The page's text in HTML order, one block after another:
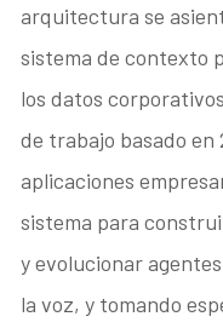
arquitectura se
sistema de contexto
los datos
de trabajo basado en
aplicaciones
sistema para
y evolucionar
la voz, y tomando